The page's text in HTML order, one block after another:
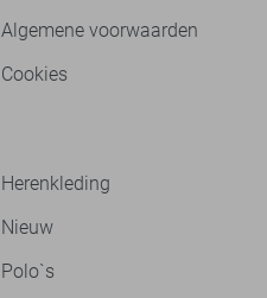
Algemene voorwaarden
Cookies
Herenkleding
Nieuw
Polo`s